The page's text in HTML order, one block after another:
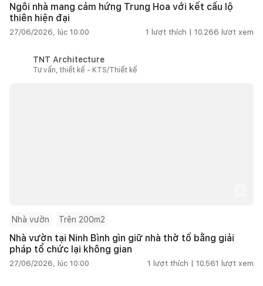
Ngôi nhà mang cảm hứng Trung Hoa với kết cấu lộ
thiên hiện đại
27/06/2026, lúc 10:00 1 lượt thích | 10.266 lượt xem
TNT Architecture
Tư vấn, thiết kế - KTS/Thiết kế
Nhà vườn Trên 200m2
Nhà vườn tại Ninh Bình gìn giữ nhà thờ tổ bằng giải
pháp tổ chức lại không gian
27/06/2026, lúc 10:00 1 lượt thích | 10.561 lượt xem